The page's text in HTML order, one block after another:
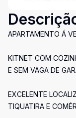
APARTAMENTO Á
KITNET COM
E SEM VAGA DE
EXCELENTE
TIQUATIRA E